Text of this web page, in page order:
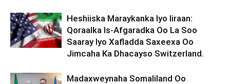
Heshiiska Maraykanka Iyo Iiraan:
Qoraalka Is-Afgaradka Oo La Soo
Saaray Iyo Xafladda Saxeexa Oo
Jimcaha Ka Dhacayso Switzerland.
Madaxweynaha Somaliland Oo